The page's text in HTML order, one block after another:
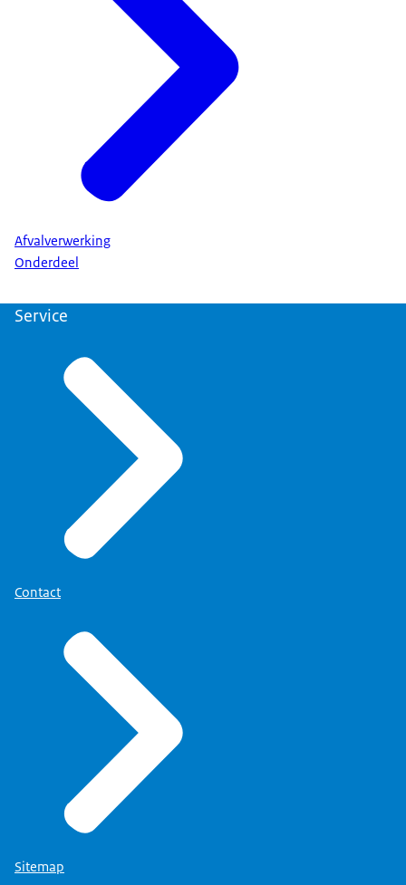
Afvalverwerking
Onderdeel
Service
Contact
Sitemap